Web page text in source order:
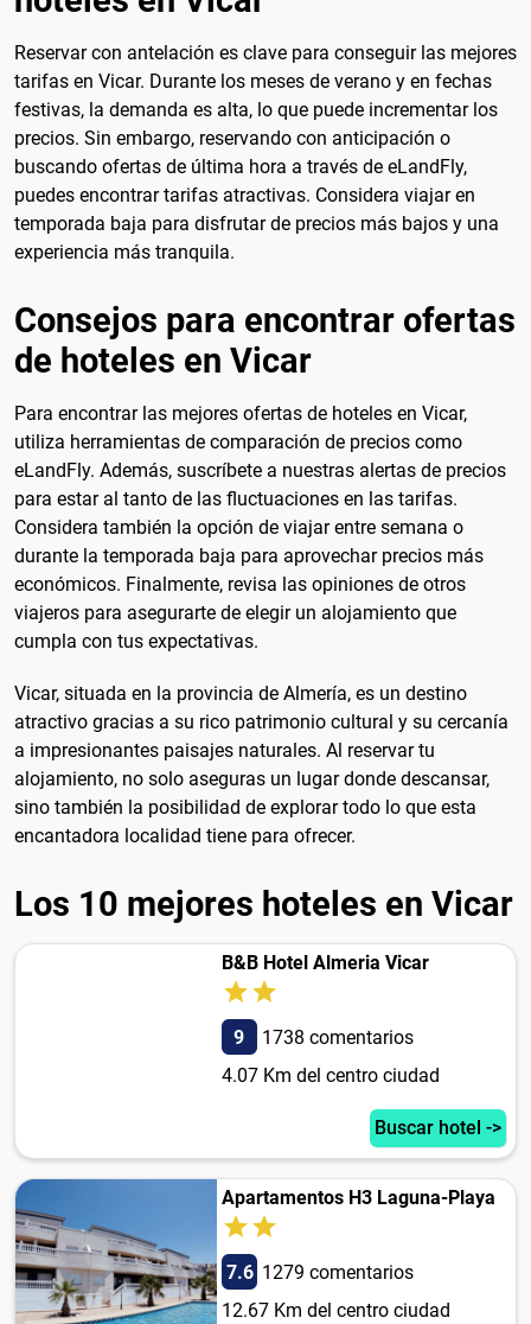
Reservar con antelación es clave para conseguir las mejores
tarifas en Vicar. Durante los meses de verano y en fechas
festivas, la demanda es alta, lo que puede incrementar los
precios. Sin embargo, reservando con anticipación o
buscando ofertas de última hora a través de eLandFly,
puedes encontrar tarifas atractivas. Considera viajar en
temporada baja para disfrutar de precios más bajos y una
experiencia más tranquila.
Consejos para encontrar ofertas
de hoteles en Vicar
Para encontrar las mejores ofertas de hoteles en Vicar,
utiliza herramientas de comparación de precios como
eLandFly. Además, suscríbete a nuestras alertas de precios
para estar al tanto de las fluctuaciones en las tarifas.
Considera también la opción de viajar entre semana o
durante la temporada baja para aprovechar precios más
económicos. Finalmente, revisa las opiniones de otros
viajeros para asegurarte de elegir un alojamiento que
cumpla con tus expectativas.
Vicar, situada en la provincia de Almería, es un destino
atractivo gracias a su rico patrimonio cultural y su cercanía
a impresionantes paisajes naturales. Al reservar tu
alojamiento, no solo aseguras un lugar donde descansar,
sino también la posibilidad de explorar todo lo que esta
encantadora localidad tiene para ofrecer.
Los 10 mejores hoteles en Vicar
B&B Hotel Almeria Vicar
9
1738 comentarios
4.07 Km del centro ciudad
Buscar hotel ->
Apartamentos H3 Laguna-Playa
7.6 1279 comentarios
12.67 Km del centro ciudad